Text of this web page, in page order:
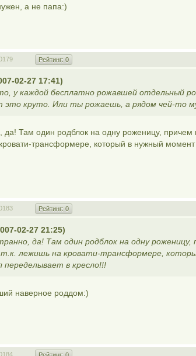
а не папа:)
Рейтинг: 0
02-27 17:41)
у каждой бесплатно рожавшей отдельный
это круто. Или ты рожаешь, а рядом чей-то
да! Там один родблок на одну роженицу, причем
трансформере, который в нужный
Рейтинг: 0
02-27 21:25)
да! Там один родблок на одну роженицу,
т.к. лежишь на кровати-трансформере,
переделывает в кресло!!!
наверное роддом:)